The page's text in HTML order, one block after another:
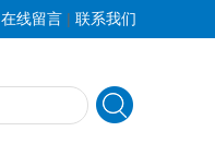
在线留言 | 联系我们